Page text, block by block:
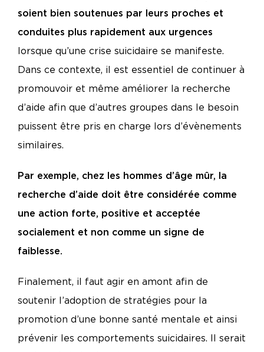
soient bien soutenues par leurs proches et
conduites plus rapidement aux urgences
lorsque qu’une crise suicidaire se manifeste.
Dans ce contexte, il est essentiel de continuer à
promouvoir et même améliorer la recherche
d’aide afin que d’autres groupes dans le besoin
puissent être pris en charge lors d’évènements
similaires.
Par exemple, chez les hommes d’âge mûr, la
recherche d’aide doit être considérée comme
une action forte, positive et acceptée
socialement et non comme un signe de
faiblesse.
Finalement, il faut agir en amont afin de
soutenir l’adoption de stratégies pour la
promotion d’une bonne santé mentale et ainsi
prévenir les comportements suicidaires. Il serait